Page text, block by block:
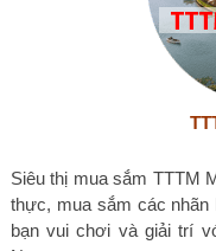
Siêu thị mua sắm TTTM
thực, mua sắm các nhãn
bạn vui chơi và giải trí